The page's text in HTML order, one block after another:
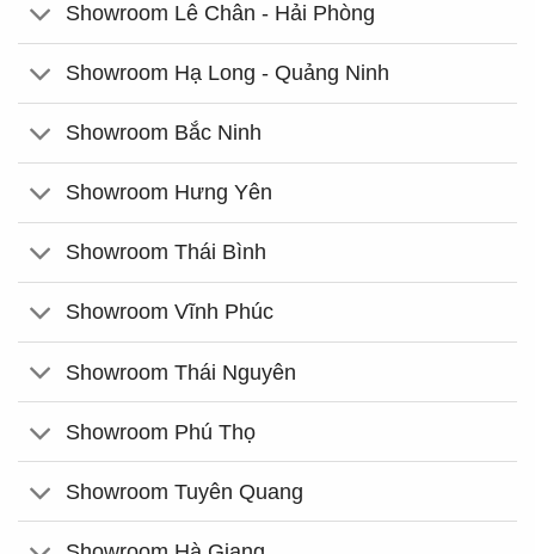
Showroom Lê Chân - Hải Phòng
Showroom Hạ Long - Quảng Ninh
Showroom Bắc Ninh
Showroom Hưng Yên
Showroom Thái Bình
Showroom Vĩnh Phúc
Showroom Thái Nguyên
Showroom Phú Thọ
Showroom Tuyên Quang